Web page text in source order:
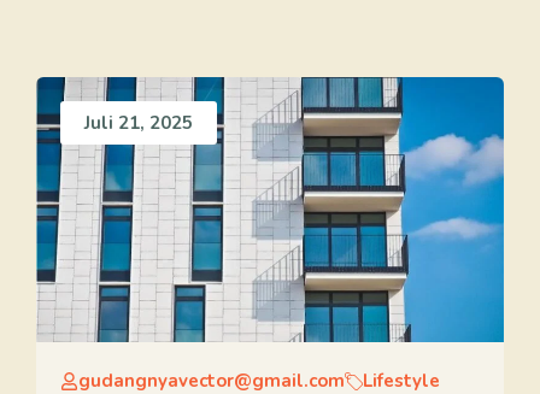
Juli 21, 2025
gudangnyavector@gmail.com Lifestyle